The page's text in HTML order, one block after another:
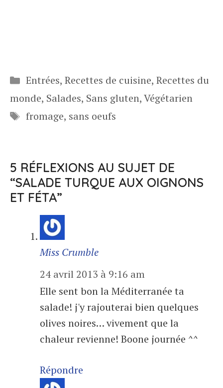
Catégories
Entrées, Recettes de cuisine, Recettes du
monde, Salades, Sans gluten,Végétarien
Étiquettes
fromage, sans oeufs
5 RÉFLEXIONS AU SUJET DE
“SALADE TURQUE AUX OIGNONS
ET FÉTA”
Miss Crumble
24 avril 2013 à 9:16 am
Elle sent bon la Méditerranée ta
salade! j'y rajouterai bien quelques
olives noires… vivement que la
chaleur revienne! Boone journée ^^
Répondre